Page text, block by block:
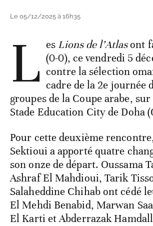
Le 05/12/2025 à 16h35
L es Lions de l’Atlasont
(0-0), ce vendredi 5
contre la sélection
cadre de la 2e journée
groupes de la Coupe arabe,
Stade Education City de Doha
Pour cette deuxième
Sektioui a apporté quatre
son onze de départ. Oussama
Ashraf El Mahdioui, Tarik
Salaheddine Chihab ont cédé
El Mehdi Benabid, Marwan
El Karti et Abderrazak